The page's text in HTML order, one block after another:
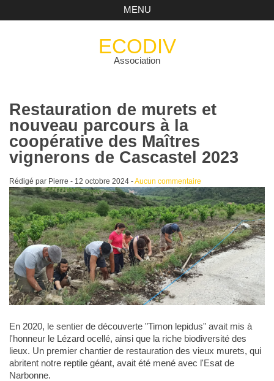
ECODIV
Association
MENU
Restauration de murets et
nouveau parcours à la
coopérative des Maîtres
vignerons de Cascastel 2023
Rédigé par Pierre - 12 octobre 2024-Aucun commentaire
En 2020, le sentier de découverte "Timon lepidus" avait mis à
l'honneur le Lézard ocellé, ainsi que la riche biodiversité des
lieux. Un premier chantier de restauration des vieux murets, qui
abritent notre reptile géant, avait été mené avec l'Esat de
Narbonne.